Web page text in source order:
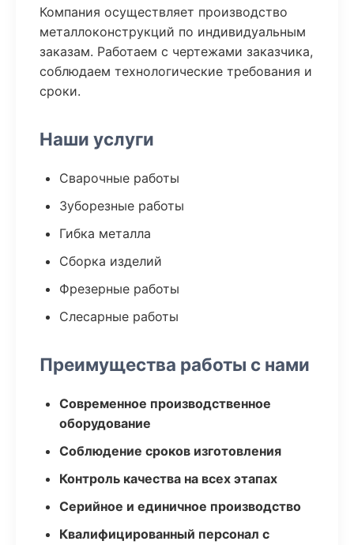
Компания осуществляет производство
металлоконструкций по индивидуальным
заказам. Работаем с чертежами заказчика,
соблюдаем технологические требования и
сроки.
Наши услуги
Сварочные работы
Зуборезные работы
Гибка металла
Сборка изделий
Фрезерные работы
Слесарные работы
Преимущества работы с нами
Современное производственное
оборудование
Соблюдение сроков изготовления
Контроль качества на всех этапах
Серийное и единичное производство
Квалифицированный персонал с